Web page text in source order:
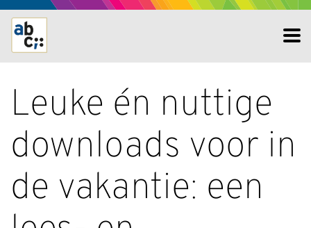
Leuke én nuttige
downloads voor in
de vakantie: een